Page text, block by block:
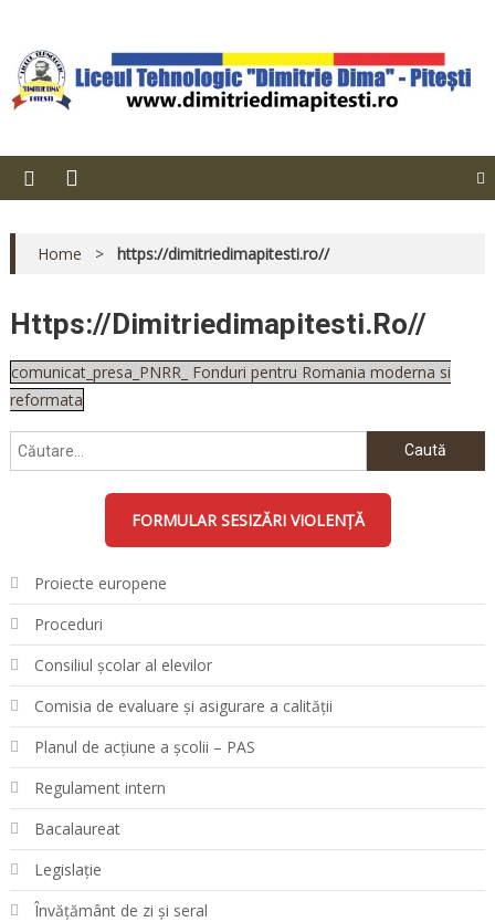
content
Liceul Tehnologic "Dimitrie
Dima" – Pitești
Home > https://dimitriedimapitesti.ro//
Https://dimitriedimapitesti.ro//
comunicat_presa_PNRR_ Fonduri pentru Romania moderna si
reformata
Caută
după:
FORMULAR SESIZĂRI VIOLENȚĂ
Proiecte europene
Proceduri
Consiliul școlar al elevilor
Comisia de evaluare și asigurare a calității
Planul de acțiune a școlii – PAS
Regulament intern
Bacalaureat
Legislație
Învățământ de zi și seral